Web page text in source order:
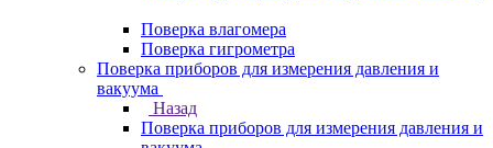
Поверка влагомера
Поверка гигрометра
Поверка приборов для измерения давления и
вакуума
Назад
Поверка приборов для измерения давления и